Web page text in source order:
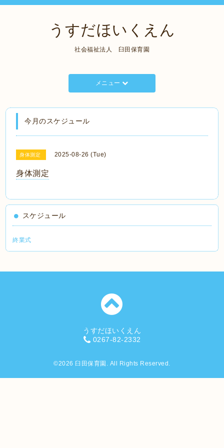
うすだほいくえん
社会福祉法人 臼田保育園
メニュー
今月のスケジュール
身体測定 2025-08-26 (Tue)
身体測定
スケジュール
終業式
うすだほいくえん
0267-82-2332
©2026 臼田保育園 . All Rights Reserved.